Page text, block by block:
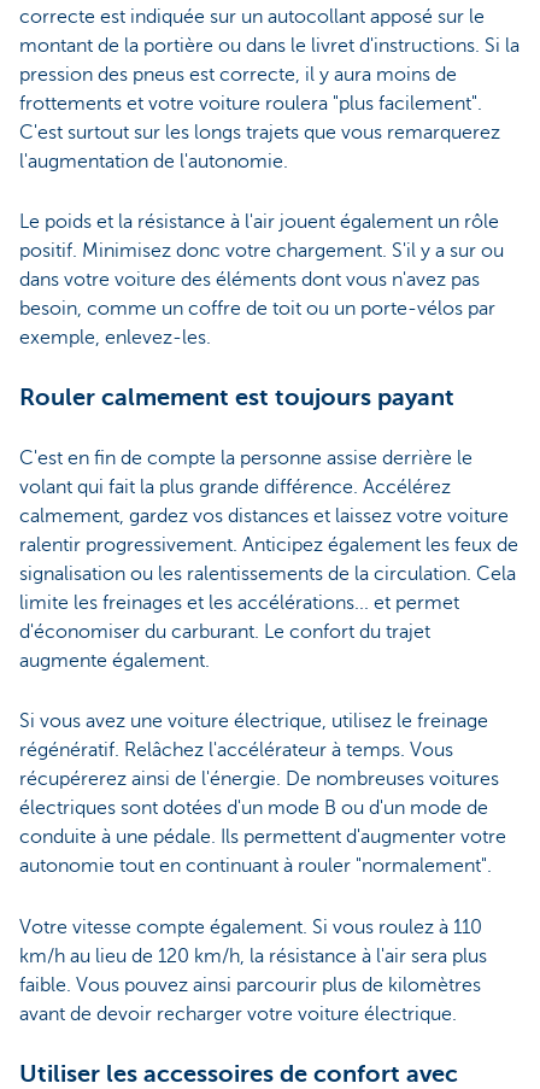
correcte est indiquée sur un autocollant apposé sur le
montant de la portière ou dans le livret d'instructions. Si la
pression des pneus est correcte, il y aura moins de
frottements et votre voiture roulera "plus facilement".
C'est surtout sur les longs trajets que vous remarquerez
l'augmentation de l'autonomie.
Le poids et la résistance à l'air jouent également un rôle
positif. Minimisez donc votre chargement. S'il y a sur ou
dans votre voiture des éléments dont vous n'avez pas
besoin, comme un coffre de toit ou un porte-vélos par
exemple, enlevez-les.
Rouler calmement est toujours payant
C'est en fin de compte la personne assise derrière le
volant qui fait la plus grande différence. Accélérez
calmement, gardez vos distances et laissez votre voiture
ralentir progressivement. Anticipez également les feux de
signalisation ou les ralentissements de la circulation. Cela
limite les freinages et les accélérations... et permet
d'économiser du carburant. Le confort du trajet
augmente également.
Si vous avez une voiture électrique, utilisez le freinage
régénératif. Relâchez l'accélérateur à temps. Vous
récupérerez ainsi de l'énergie. De nombreuses voitures
électriques sont dotées d'un mode B ou d'un mode de
conduite à une pédale. Ils permettent d'augmenter votre
autonomie tout en continuant à rouler "normalement".
Votre vitesse compte également. Si vous roulez à 110
km/h au lieu de 120 km/h, la résistance à l'air sera plus
faible. Vous pouvez ainsi parcourir plus de kilomètres
avant de devoir recharger votre voiture électrique.
Utiliser les accessoires de confort avec